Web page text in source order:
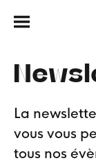
La
vous vous
tous nos